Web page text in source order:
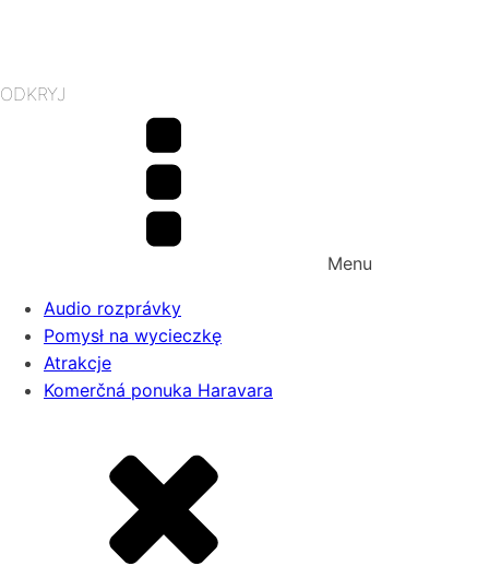
ODKRYJ
Menu
Audio rozprávky
Pomysł na wycieczkę
Atrakcje
Komerčná ponuka Haravara